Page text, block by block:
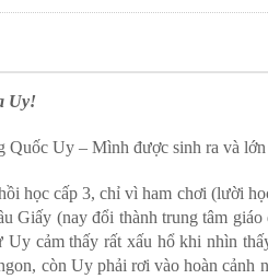
Uy!
Uy – Mình được sinh ra và
học cấp 3, chỉ vì ham chơi (lười
Giấy (nay đổi thành trung tâm giáo
cảm thấy rất xấu hổ khi nhìn
còn Uy phải rơi vào hoàn cảnh